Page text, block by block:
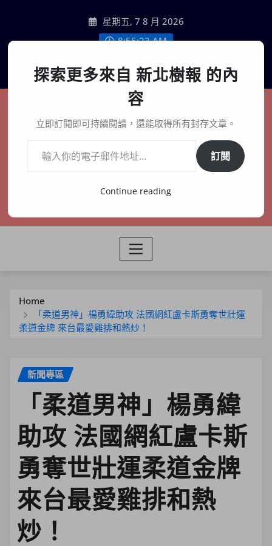
content
星期五, 7 8 月 2026
8:55:25 AM
聯絡我們
新北樹報
在地、記憶、連結、創生
Home
「柔道男神」楊勇緯助攻 法國網紅盧卡斯勇奪世壯運
柔道金牌 來台最愛雞排和熱炒！
新聞專區
「柔道男神」楊勇緯
助攻 法國網紅盧卡斯
勇奪世壯運柔道金牌
來台最愛雞排和熱
炒！
探索更多來自 新北樹報 的內
容
立即訂閱即可持續閱讀，還能取得所有封存文章。
訂閱
Continue reading